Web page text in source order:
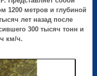
1200 метров и глубиной
лет назад после
300 тысяч тонн и
км/ч.